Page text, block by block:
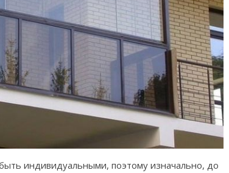
индивидуальными, поэтому изначально, до